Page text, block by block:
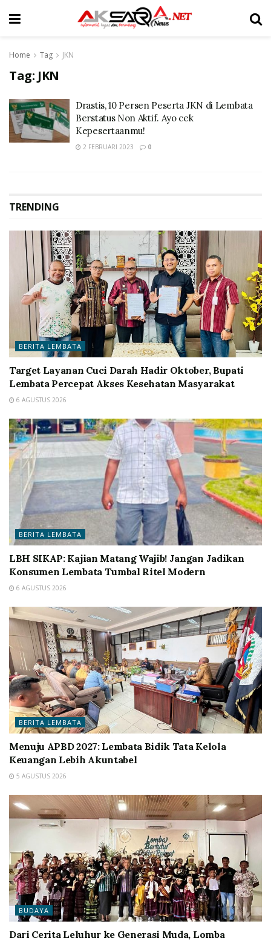
Home Tag JKN
Tag: JKN
Drastis, 10 Persen Peserta JKN di Lembata
Berstatus Non Aktif. Ayo cek
Kepesertaanmu!
2 FEBRUARI 2023 0
TRENDING
BERITA LEMBATA
Target Layanan Cuci Darah Hadir Oktober, Bupati
Lembata Percepat Akses Kesehatan Masyarakat
6 AGUSTUS 2026
BERITA LEMBATA
LBH SIKAP: Kajian Matang Wajib! Jangan Jadikan
Konsumen Lembata Tumbal Ritel Modern
6 AGUSTUS 2026
BERITA LEMBATA
Menuju APBD 2027: Lembata Bidik Tata Kelola
Keuangan Lebih Akuntabel
5 AGUSTUS 2026
BUDAYA
Dari Cerita Leluhur ke Generasi Muda, Lomba